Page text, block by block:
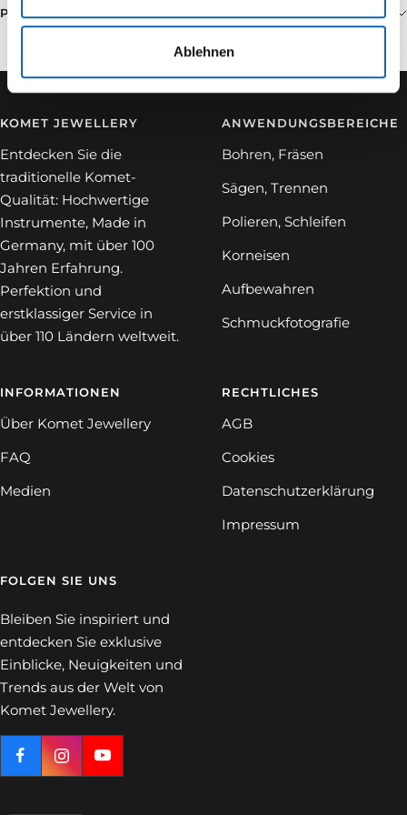
Ablehnen
PRODUKTSPEZIFIKATIONEN
KOMET JEWELLERY
Entdecken Sie die
traditionelle Komet-
Qualität: Hochwertige
Instrumente, Made in
Germany, mit über 100
Jahren Erfahrung.
Perfektion und
erstklassiger Service in
über 110 Ländern weltweit.
ANWENDUNGSBEREICHE
Bohren, Fräsen
Sägen, Trennen
Polieren, Schleifen
Korneisen
Aufbewahren
Schmuckfotografie
INFORMATIONEN
Über Komet Jewellery
FAQ
Medien
RECHTLICHES
AGB
Cookies
Datenschutzerklärung
Impressum
FOLGEN SIE UNS
Bleiben Sie inspiriert und
entdecken Sie exklusive
Einblicke, Neuigkeiten und
Trends aus der Welt von
Komet Jewellery.